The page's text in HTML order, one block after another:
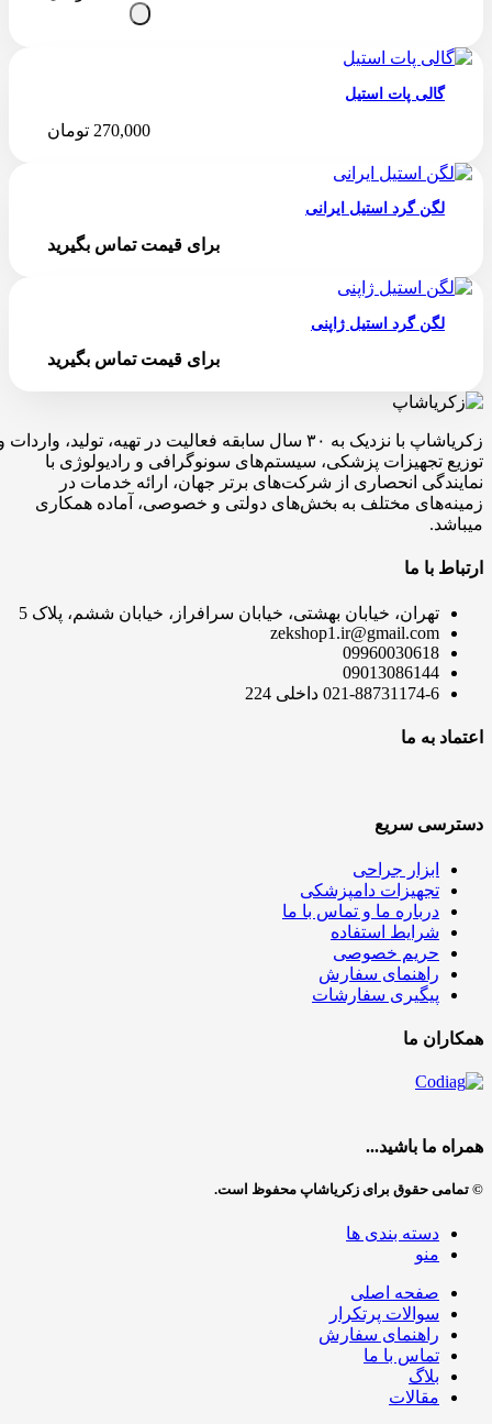
گالی پات استیل
270,000 تومان
لگن گرد استیل ایرانی
برای قیمت تماس بگیرید
لگن گرد استیل ژاپنی
برای قیمت تماس بگیرید
زکریاشاپ با نزدیک به ۳۰ سال سابقه فعالیت در تهیه، تولید، واردات
توزیع تجهیزات پزشکی، سیستم‌های سونوگرافی و رادیولوژی با
نمایندگی انحصاری از شرکت‌های برتر جهان، ارائه خدمات در
زمینه‌های مختلف به بخش‌های دولتی و خصوصی، آماده همکاری
میباشد.
ارتباط با ما
تهران، خیابان بهشتی، خیابان سرافراز، خیابان ششم، پلاک 5
zekshop1.ir@gmail.com
09960030618
09013086144
021-88731174-6 داخلی 224
اعتماد به ما
دسترسی سریع
ابزار جراحی
تجهیزات دامپزشکی
درباره ما و تماس با ما
شرایط استفاده
حریم خصوصی
راهنمای سفارش
پیگیری سفارشات
همکاران ما
همراه ما باشید...
© تمامی حقوق برای زکریاشاپ محفوظ است.
دسته بندی ها
منو
صفحه اصلی
سوالات پرتکرار
راهنمای سفارش
تماس با ما
بلاگ
مقالات